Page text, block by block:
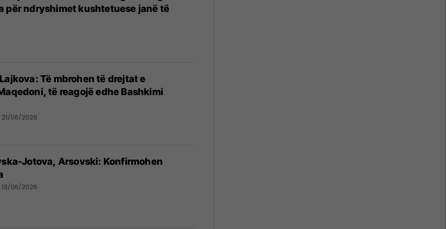
për ndryshimet kushtetuese janë të
Të mbrohen të drejtat e
të reagojë edhe Bashkimi
21/06/2026
Jotova, Arsovski: Konfirmohen
13/06/2026